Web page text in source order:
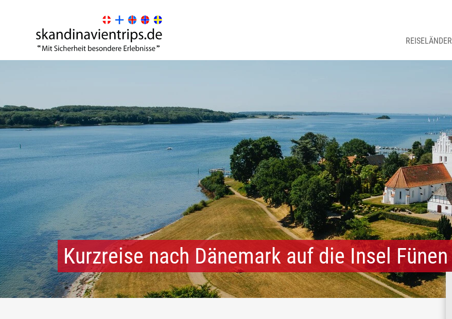
REISELÄNDER
Kurzreise nach Dänemark auf die Insel Fünen